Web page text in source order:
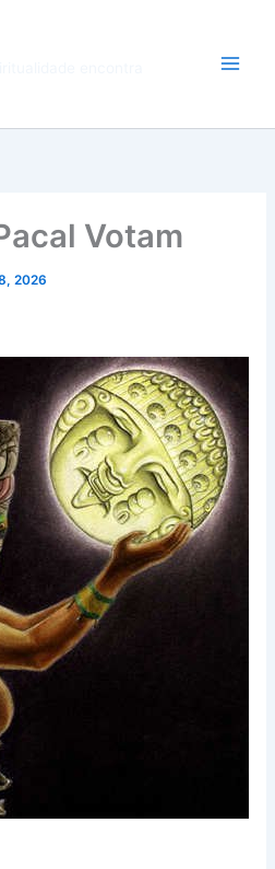
Votam
2026